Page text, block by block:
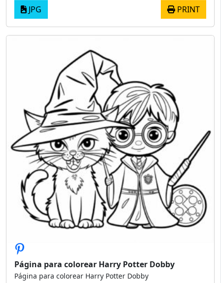
JPG PRINT
Página para colorear Harry Potter Dobby
Página para colorear Harry Potter Dobby